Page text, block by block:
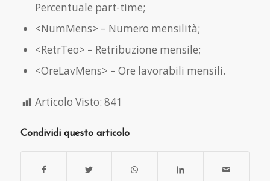
Percentuale part-time;
<NumMens> – Numero mensilità;
<RetrTeo> – Retribuzione mensile;
<OreLavMens> – Ore lavorabili mensili.
Articolo Visto: 841
Condividi questo articolo